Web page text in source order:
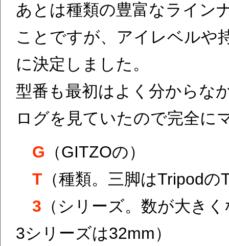
あとは種類の豊富なライン
ことですが、アイレベルや
に決定しました。
型番も最初はよく分からな
ログを見ていたので完全に
G （GITZOの）
T （種類。三脚はTripod
3 （シリーズ。数が大き
3シリーズは32mm）